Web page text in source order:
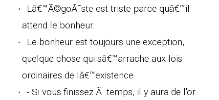
Lâ€™Ã©goÃ¯ste est triste parce quâ€™il
attend le bonheur.
Le bonheur est toujours une exception,
quelque chose qui sâ€™arrache aux lois
ordinaires de lâ€™existence.
- Si vous finissez Ã temps, il y aura de l'or